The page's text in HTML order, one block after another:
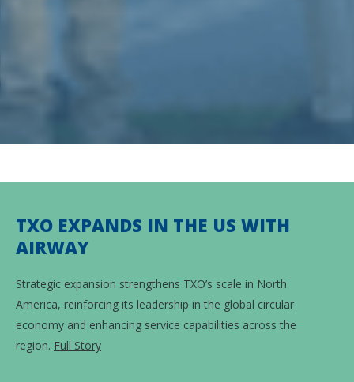
TXO EXPANDS IN THE US WITH
AIRWAY
Strategic expansion strengthens TXO’s scale in North
America, reinforcing its leadership in the global circular
economy and enhancing service capabilities across the
region. Full Story